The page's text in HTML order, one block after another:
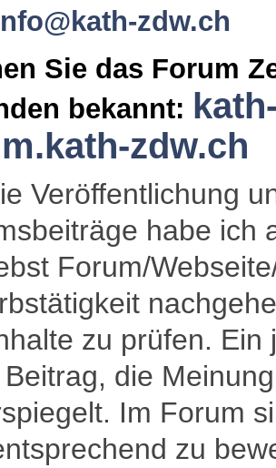
zdw.ch
Sie das Forum
bekannt:
zdw.ch
Veröffentlichung
habe ich
Forum/
zu prüfen.
die
Im Forum
zu